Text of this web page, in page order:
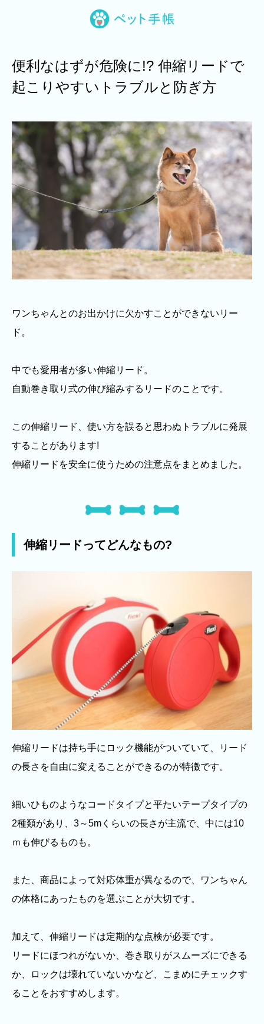
便利なはずが危険に!? 伸縮リードで
起こりやすいトラブルと防ぎ方
ワンちゃんとのお出かけに欠かすことができないリー
ド。
中でも愛用者が多い伸縮リード。
自動巻き取り式の伸び縮みするリードのことです。
この伸縮リード、使い方を誤ると思わぬトラブルに発展
することがあります!
伸縮リードを安全に使うための注意点をまとめました。
伸縮リードってどんなもの?
伸縮リードは持ち手にロック機能がついていて、リード
の長さを自由に変えることができるのが特徴です。
細いひものようなコードタイプと平たいテープタイプの
2種類があり、3～5mくらいの長さが主流で、中には10
ｍも伸びるものも。
また、商品によって対応体重が異なるので、ワンちゃん
の体格にあったものを選ぶことが大切です。
加えて、伸縮リードは定期的な点検が必要です。
リードにほつれがないか、巻き取りがスムーズにできる
か、ロックは壊れていないかなど、こまめにチェックす
ることをおすすめします。